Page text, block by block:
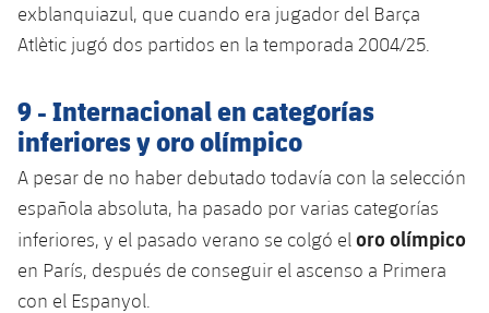
exblanquiazul, que cuando era jugador del Barça
Atlètic jugó dos partidos en la temporada 2004/25.
9 - Internacional en categorías
inferiores y oro olímpico
A pesar de no haber debutado todavía con la selección
española absoluta, ha pasado por varias categorías
inferiores, y el pasado verano se colgó el oro olímpico
en París, después de conseguir el ascenso a Primera
con el Espanyol.